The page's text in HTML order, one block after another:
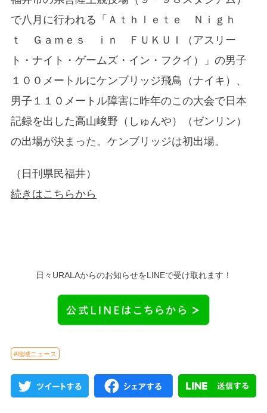
で八月に行われる「Ａｔｈｌｅｔｅ Ｎｉｇｈ
ｔ Ｇａｍｅｓ ｉｎ ＦＵＫＵＩ（アスリー
ト・ナイト・ゲームズ・イン・フクイ）」の男子
１００メートルにケンブリッジ飛鳥（ナイキ）、
男子１１０メートル障害に昨年のこの大会で日本
記録を出した高山峻野（しゅんや）（ゼンリン）
の出場が決まった。ケンブリッジは初出場。
（日刊県民福井）
続きはこちらから
日々URALAからのお知らせをLINEで受け取れます！
#地域ニュース